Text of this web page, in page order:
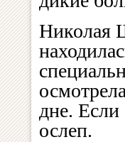
Николая
дне.
ослеп.